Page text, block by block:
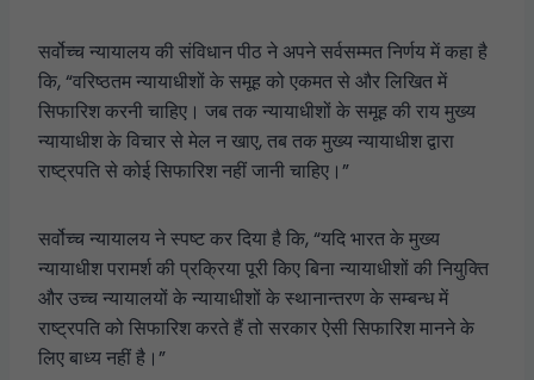
सर्वोच्च न्यायालय की संविधान पीठ ने अपने सर्वसम्मत निर्णय में कहा है
कि, “वरिष्ठतम न्यायाधीशों के समूह को एकमत से और लिखित में
सिफारिश करनी चाहिए। जब तक न्यायाधीशों के समूह की राय मुख्य
न्यायाधीश के विचार से मेल न खाए, तब तक मुख्य न्यायाधीश द्वारा
राष्ट्रपति से कोई सिफारिश नहीं जानी चाहिए।”
सर्वोच्च न्यायालय ने स्पष्ट कर दिया है कि, “यदि भारत के मुख्य
न्यायाधीश परामर्श की प्रक्रिया पूरी किए बिना न्यायाधीशों की नियुक्ति
और उच्च न्यायालयों के न्यायाधीशों के स्थानान्तरण के सम्बन्ध में
राष्ट्रपति को सिफारिश करते हैं तो सरकार ऐसी सिफारिश मानने के
लिए बाध्य नहीं है।”